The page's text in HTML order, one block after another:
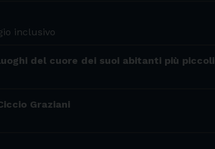
inclusivo
del cuore dei suoi abitanti più piccoli
Graziani